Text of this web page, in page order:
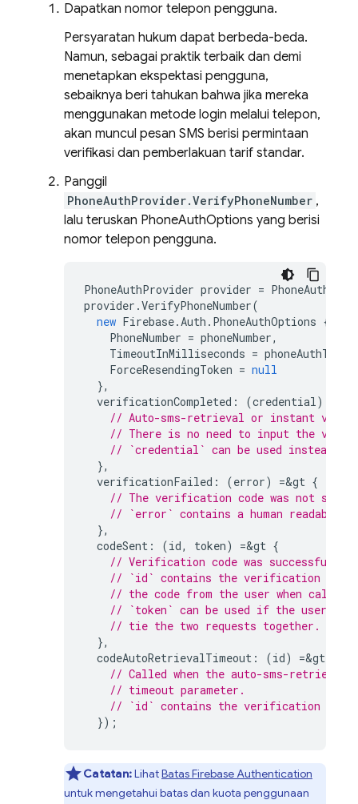
Dapatkan nomor telepon pengguna.
Persyaratan hukum dapat berbeda-beda.
Namun, sebagai praktik terbaik dan demi
menetapkan ekspektasi pengguna,
sebaiknya beri tahukan bahwa jika mereka
menggunakan metode login melalui telepon,
akan muncul pesan SMS berisi permintaan
verifikasi dan pemberlakuan tarif standar.
Panggil
PhoneAuthProvider.VerifyPhoneNumber ,
lalu teruskan PhoneAuthOptions yang berisi
nomor telepon pengguna.
PhoneAuthProvider provider =
provider .VerifyPhoneNumber(
new Firebase.Auth . PhoneAuthOptions {
PhoneNumber = phoneNumber,
TimeoutInMilliseconds =
ForceResendingToken = null
},
verificationCompleted : (credential)
// Auto-sms-retrieval or instant
// There is no need to input the
// `credential` can be used instead
},
verificationFailed : (error) =&gt {
// The verification code was not sent.
// `error` contains a human readable
},
codeSent : (id, token) =&gt {
// Verification code was successfully
// `id` contains the verification id
// the code from the user when
// `token` can be used if the user
// tie the two requests together.
},
codeAutoRetrievalTimeout : (id) =&gt
// Called when the auto-sms-retrieval
// timeout parameter.
// `id` contains the verification id of
});
Catatan:LihatBatasFirebase Authentication
untuk mengetahui batas dan kuota penggunaan